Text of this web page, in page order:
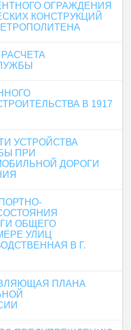
ОГРАЖДЕНИЯ
КОНСТРУКЦИЙ
В 1917
УСТРОЙСТВА
ПРИ
ДОРОГИ
ОБЩЕГО
УЛИЦ
В Г.
ПЛАНА